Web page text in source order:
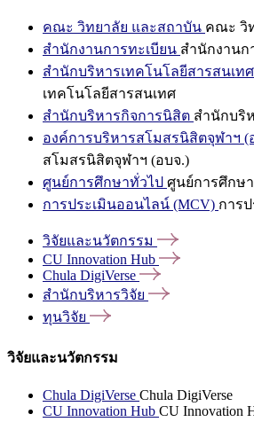
คณะ วิทยาลัย และสถาบัน คณะ วิ
สำนักงานการทะเบียน สำนักงานก
สำนักบริหารเทคโนโลยีสารสนเทศ
เทคโนโลยีสารสนเทศ
สำนักบริหารกิจการนิสิต สำนักบริ
องค์การบริหารสโมสรนิสิตจุฬาฯ (
สโมสรนิสิตจุฬาฯ (อบจ.)
ศูนย์การศึกษาทั่วไป ศูนย์การศึกษ
การประเมินออนไลน์ (MCV) การ
วิจัยและนวัตกรรม
CU Innovation Hub
Chula DigiVerse
สำนักบริหารวิจัย
ทุนวิจัย
วิจัยและนวัตกรรม
Chula DigiVerse Chula DigiVerse
CU Innovation Hub CU Innovation